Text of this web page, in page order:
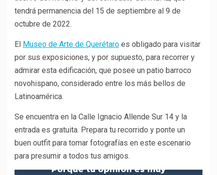
tendrá permanencia del 15 de septiembre al 9 de
octubre de 2022.
El Museo de Arte de Querétaro es obligado para visitar
por sus exposiciones, y por supuesto, para recorrer y
admirar esta edificación, que posee un patio barroco
novohispano, considerado entre los más bellos de
Latinoamérica.
Se encuentra en la Calle Ignacio Allende Sur 14 y la
entrada es gratuita. Prepara tu recorrido y ponte un
buen outfit para tomar fotografías en este escenario
para presumir a todos tus amigos.
Porque tu opinión es muy